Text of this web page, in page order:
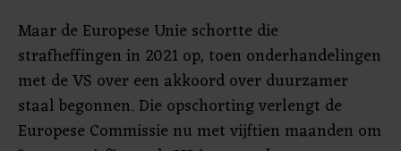
Maar de Europese Unie schortte die
strafheffingen in 2021 op, toen onderhandelingen
met de VS over een akkoord over duurzamer
staal begonnen. Die opschorting verlengt de
Europese Commissie nu met vijftien maanden om